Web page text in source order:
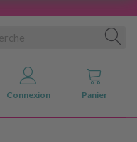
Connexion Panier